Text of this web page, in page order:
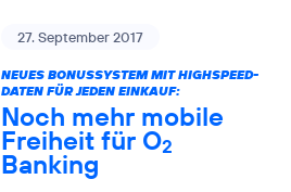
27. September 2017
NEUES BONUSSYSTEM MIT HIGHSPEED-
DATEN FÜR JEDEN EINKAUF:
Noch mehr mobile
Freiheit für O2
Banking